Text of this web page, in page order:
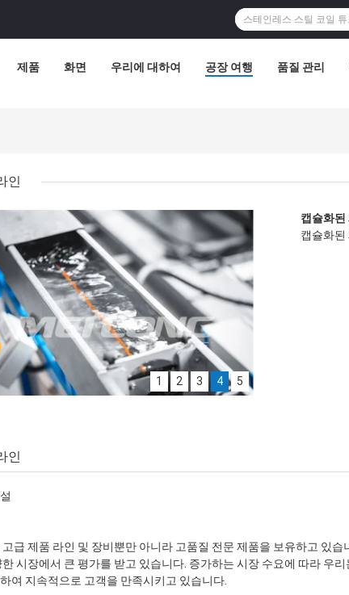
제품 화면 우리에 대하여 공장 여행 품질 관리
인
1 2 3 4
5
된 제어 라인
인을 판단하는 기계 시험
캡슐화된
캡슐화된
인
고급 제품 라인 및 장비뿐만 아니라 고품질 전문 제품을 보유하고 있
시장에서 큰 평가를 받고 있습니다. 증가하는 시장 수요에 따라 우
여 지속적으로 고객을 만족시키고 있습니다.